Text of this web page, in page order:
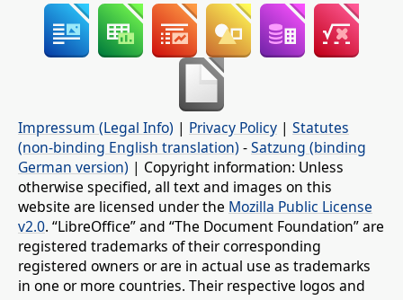
Impressum (Legal Info) | Privacy Policy | Statutes
(non-binding English translation) -Satzung (binding
German version) | Copyright information: Unless
otherwise specified, all text and images on this
website are licensed under the Mozilla Public License
v2.0. “LibreOffice” and “The Document Foundation” are
registered trademarks of their corresponding
registered owners or are in actual use as trademarks
in one or more countries. Their respective logos and